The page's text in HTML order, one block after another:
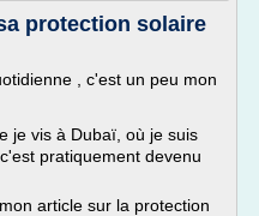
protection solaire
, c'est un peu mon
je vis à Dubaï, où je suis
pratiquement devenu
article sur la protection